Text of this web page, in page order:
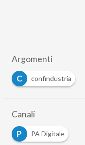
Argomenti
C
confindustria
Canali
P
PA Digitale